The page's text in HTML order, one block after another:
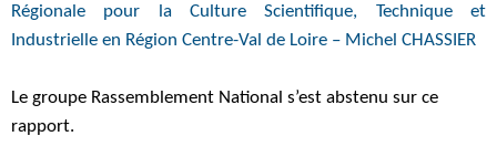
Régionale pour la Culture Scientifique, Technique et
Industrielle en Région Centre-Val de Loire – Michel CHASSIER
Le groupe Rassemblement National s’est abstenu sur ce
rapport.